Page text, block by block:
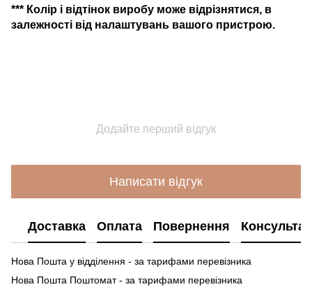
*** Колір і відтінок виробу може відрізнятися, в
залежності від налаштувань вашого пристрою.
Додайте перший відгук
Написати відгук
Доставка Оплата Повернення
Нова Пошта у відділення - за тарифами перевізника
Нова Пошта Поштомат - за тарифами перевізника